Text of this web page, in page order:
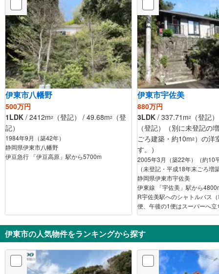
伊東市八幡野
500万円
1LDK / 2412m2 （登記） / 49.68m2
（登
記）
1984年9月（築42年）
静岡県伊東市八幡野
伊豆急行 「伊豆高原」駅から5700m
伊東市宇佐美
880万円
3LDK / 337.71m2
（登記
（登記）（別に未登記の
ごろ建築・約10m2）の洋
す。）
2005年3月（築22年）（約10
（未登記・平成18年末ごろ増
静岡県伊東市宇佐美
伊東線 「宇佐美」駅から4800m 分譲地運営
R宇佐美駅へのシャトルバス
便、午後の1便はスーパーへ
伊東市の人気物件をランキングから探す